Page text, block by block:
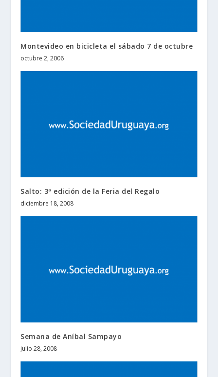
Montevideo en bicicleta el sábado 7 de octubre
octubre 2, 2006
Salto: 3ª edición de la Feria del Regalo
diciembre 18, 2008
Semana de Aníbal Sampayo
julio 28, 2008